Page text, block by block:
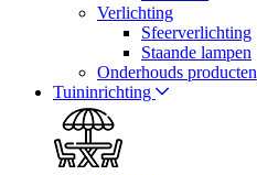
Verlichting
Sfeerverlichting
Staande lampen
Onderhouds producten
Tuininrichting